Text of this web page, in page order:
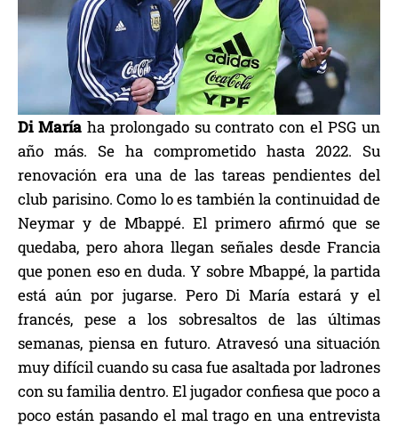
Di Maríaha prolongado su contrato con el PSG un
año más. Se ha comprometido hasta 2022. Su
renovación era una de las tareas pendientes del
club parisino. Como lo es también la continuidad de
Neymar y de Mbappé. El primero afirmó que se
quedaba, pero ahora llegan señales desde Francia
que ponen eso en duda. Y sobre Mbappé, la partida
está aún por jugarse. Pero Di María estará y el
francés, pese a los sobresaltos de las últimas
semanas, piensa en futuro. Atravesó una situación
muy difícil cuando su casa fue asaltada por ladrones
con su familia dentro. El jugador confiesa que poco a
poco están pasando el mal trago en una entrevista